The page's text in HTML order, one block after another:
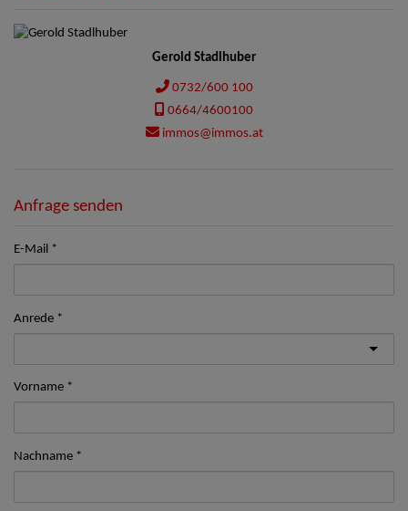
Gerold Stadlhuber
0732/600 100
0664/4600100
immos@immos.at
Anfrage senden
E-Mail
Anrede
Vorname
Nachname